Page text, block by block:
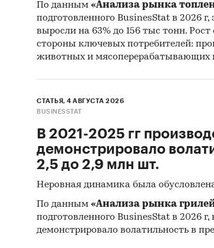
По данным «Анализа рынка
подготовленного BusinesStat в 2026
выросли на 63% до 156 тыс тонн.
стороны ключевых потребителей:
животных и мясоперерабатывающих
СТАТЬЯ, 4 АВГУСТА 2026
BUSINESSTAT
В 2021-2025 гг
демонстрировало
2,5 до 2,9 млн шт.
Неровная динамика была
По данным «Анализа рынка
подготовленного BusinesStat в 2026 г,
демонстрировало волатильность в